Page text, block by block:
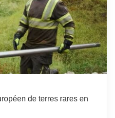
de terres rares en